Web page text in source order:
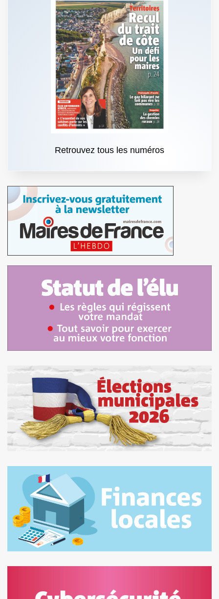
Retrouvez tous les numéros